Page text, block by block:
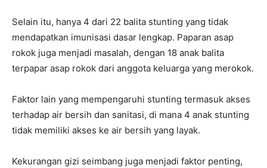
Selain itu, hanya 4 dari 22 balita stunting yang tidak
mendapatkan imunisasi dasar lengkap. Paparan asap
rokok juga menjadi masalah, dengan 18 anak balita
terpapar asap rokok dari anggota keluarga yang merokok.
Faktor lain yang mempengaruhi stunting termasuk akses
terhadap air bersih dan sanitasi, di mana 4 anak stunting
tidak memiliki akses ke air bersih yang layak.
Kekurangan gizi seimbang juga menjadi faktor penting,